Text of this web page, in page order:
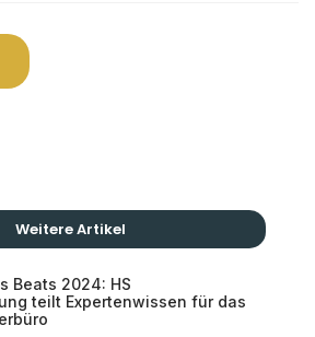
Weitere Artikel
Beats 2024: HS
teilt Expertenwissen für das